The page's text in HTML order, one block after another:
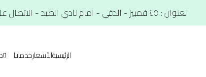
العنوان : ٤٥ قمبيز - الدقي - امام نادي الصيد - الاتصال علي رقم. : 01012566900
الرئيسيةالآسعارخدماتنا